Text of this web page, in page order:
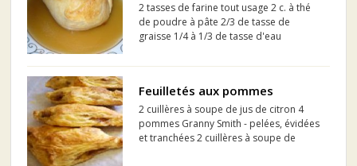
2 tasses de farine tout usage 2 c. à thé
de poudre à pâte 2/3 de tasse de
graisse 1/4 à 1/3 de tasse d'eau
c. à thé de cannelle 6 pommes pelées et
c. à thé de ...
Feuilletés aux pommes
2 cuillères à soupe de jus de citron 4
pommes Granny Smith - pelées, évidées
et tranchées 2 cuillères à soupe de